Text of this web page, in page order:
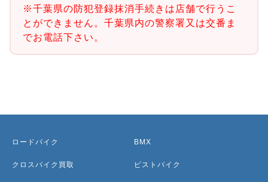
※千葉県の防犯登録抹消手続きは店舗で行うこ
とができません。千葉県内の警察署又は交番ま
でお電話下さい。
ロードバイク
クロスバイク買取
BMX
ピストバイク